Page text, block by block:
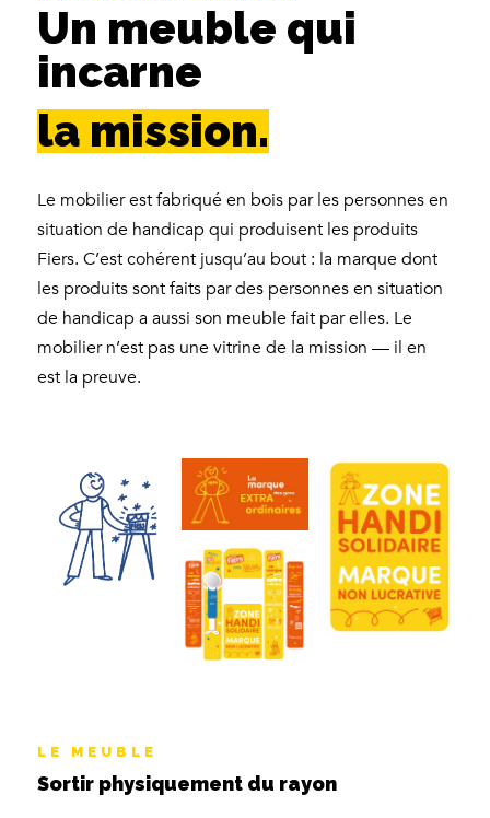
Un meuble qui
incarne
la mission.
Le mobilier est fabriqué en bois par les personnes en
situation de handicap qui produisent les produits
Fiers. C’est cohérent jusqu’au bout : la marque dont
les produits sont faits par des personnes en situation
de handicap a aussi son meuble fait par elles. Le
mobilier n’est pas une vitrine de la mission — il en
est la preuve.
LE MEUBLE
Sortir physiquement du rayon